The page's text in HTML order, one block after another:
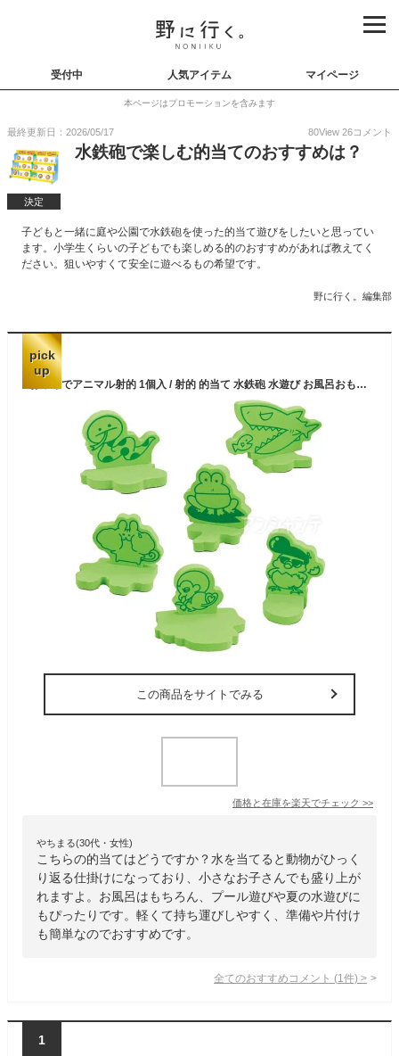
受付中 人気アイテム マイページ
本ページはプロモーションを含みます
最終更新日：2026/05/17 80View 26コメント
決定
水鉄砲で楽しむ的当てのおすすめは？
子どもと一緒に庭や公園で水鉄砲を使った的当て遊びをしたいと思ってい
ます。小学生くらいの子どもでも楽しめる的のおすすめがあれば教えてく
ださい。狙いやすくて安全に遊べるもの希望です。
野に行く。編集部
pick
up
おふろでアニマル射的 1個入 / 射的 的当て 水鉄砲 水遊び お風呂おもちゃ お風呂遊び プール バストイ レジャー おもちゃ 幼稚園 保育園 幼児 小学生 子供 おもちゃ 玩具 景品 イベント 景品 アーテック artec 【宅配便】
この商品をサイトでみる
価格と在庫を楽天でチェック >>
やちまる(30代・女性)
こちらの的当てはどうですか？水を当てると動物がひっく
り返る仕掛けになっており、小さなお子さんでも盛り上が
れますよ。お風呂はもちろん、プール遊びや夏の水遊びに
もぴったりです。軽くて持ち運びしやすく、準備や片付け
も簡単なのでおすすめです。
全てのおすすめコメント (1 件) >
1